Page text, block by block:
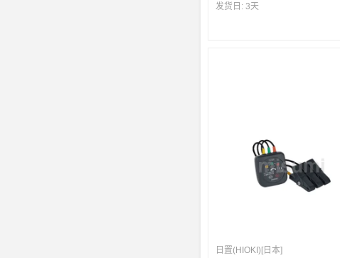
发货日:3天
日置(HIOKI)[日本]